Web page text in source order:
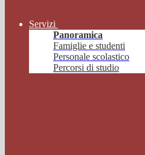
Servizi
Panoramica
Famiglie e studenti
Personale scolastico
Percorsi di studio